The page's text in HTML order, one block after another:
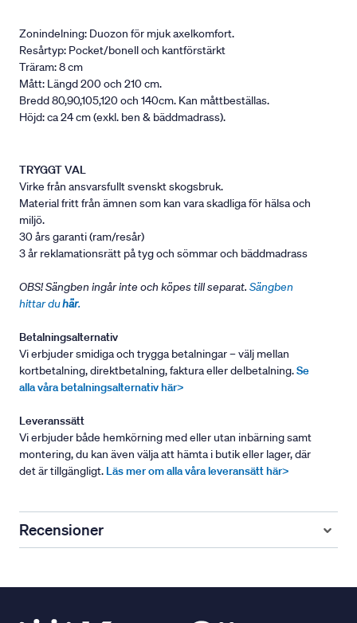
Zonindelning: Duozon för mjuk axelkomfort.
Resårtyp: Pocket/bonell och kantförstärkt
Träram: 8 cm
Mått: Längd 200 och 210 cm.
Bredd 80,90,105,120 och 140cm. Kan måttbeställas.
Höjd: ca 24 cm (exkl. ben & bäddmadrass).
TRYGGT VAL
Virke från ansvarsfullt svenskt skogsbruk.
Material fritt från ämnen som kan vara skadliga för hälsa och
miljö.
30 års garanti (ram/resår)
3 år reklamationsrätt på tyg och sömmar och bäddmadrass
OBS! Sängben ingår inte och köpes till separat. Sängben
hittar duhär.
Betalningsalternativ
Vi erbjuder smidiga och trygga betalningar – välj mellan
kortbetalning, direktbetalning, faktura eller delbetalning.Se
alla våra betalningsalternativ här>
Leveranssätt
Vi erbjuder både hemkörning med eller utan inbärning samt
montering, du kan även välja att hämta i butik eller lager, där
det är tillgängligt. Läs mer om alla våra leveransätt här>
Recensioner